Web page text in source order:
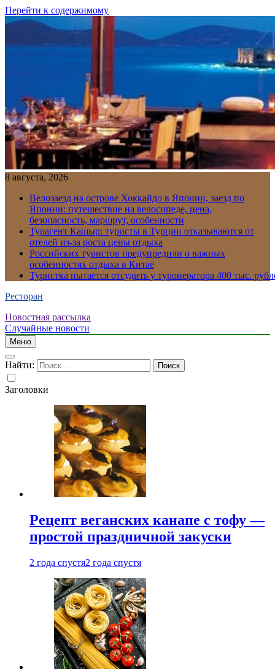
Перейти к содержимому
8 августа, 2026
Велозаезд на острове Хоккайдо в Японии, заезд по
Японии: путешествие на велосипеде, цена,
безопасность, маршрут, особенности
Турагент Кашыр: туристы в Турции отказываются от
отелей из-за роста цены отдыха
Российских туристов предупредили о важных
особенностях отдыха в Китае
Туристка пытается отсудить у туроператора 400 тыс.
Ресторан
Новостная рассылка
Случайные новости
Меню
Найти:
Заголовки
Рецепт веганских канапе с тофу —
простой праздничной закуски
2 года спустя2 года спустя